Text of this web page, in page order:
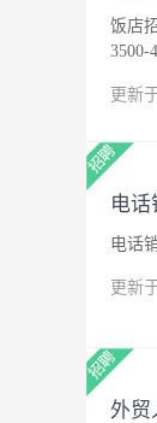
饭店
3500-
更新
电话
电话
更新
外贸